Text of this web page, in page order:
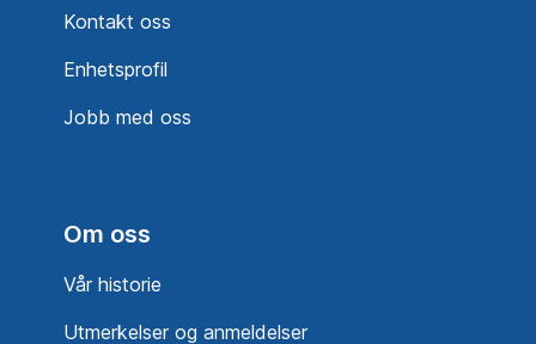
Kontakt oss
Enhetsprofil
Jobb med oss
Om oss
Vår historie
Utmerkelser og anmeldelser